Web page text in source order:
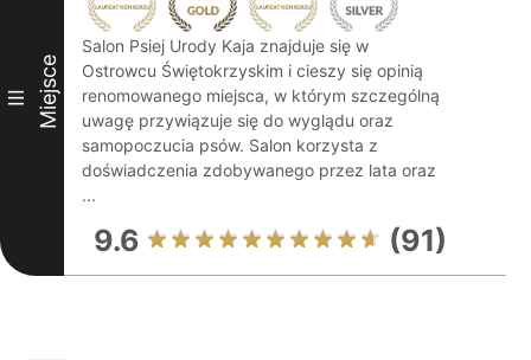
III Miejsce
Salon Psiej Urody Kaja znajduje się w
Ostrowcu Świętokrzyskim i cieszy się opinią
renomowanego miejsca, w którym szczególną
uwagę przywiązuje się do wyglądu oraz
samopoczucia psów. Salon korzysta z
doświadczenia zdobywanego przez lata oraz
...
9.6 (91)